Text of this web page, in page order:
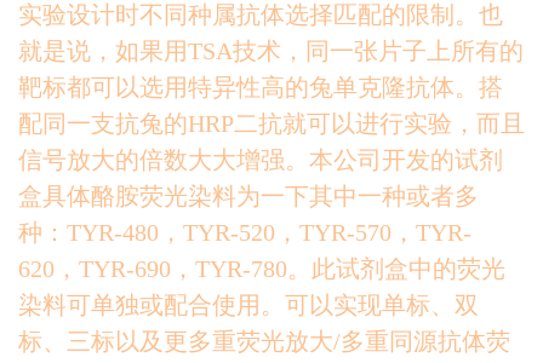
实验设计时不同种属抗体选择匹配的限制。也
就是说，如果用TSA技术，同一张片子上所有的
靶标都可以选用特异性高的兔单克隆抗体。搭
配同一支抗兔的HRP二抗就可以进行实验，而且
信号放大的倍数大大增强。本公司开发的试剂
盒具体酪胺荧光染料为一下其中一种或者多
种：TYR-480，TYR-520，TYR-570，TYR-
620，TYR-690，TYR-780。此试剂盒中的荧光
染料可单独或配合使用。可以实现单标、双
标、三标以及更多重荧光放大/多重同源抗体荧